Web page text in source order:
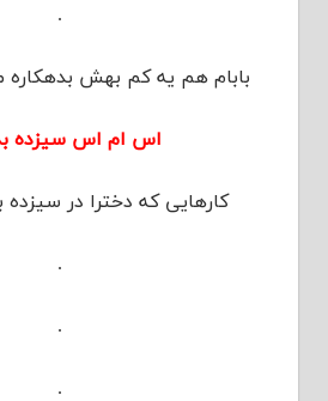
.
بابام هم یه کم بهش بدهکاره
اس ام اس سیزده
کارهایی که دخترا در
.
.
.